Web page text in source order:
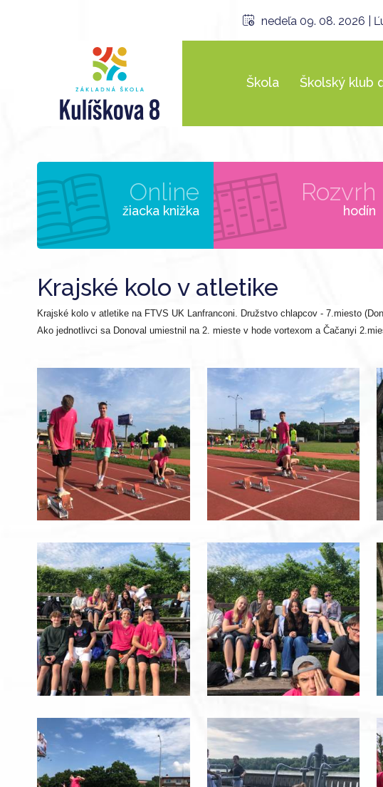
nedeľa 09. 08. 2026 |
Škola Školský klub
Online
žiacka knižka
Rozvrh
hodín
Krajské kolo v atletike
Krajské kolo v atletike na FTVS UK Lanfranconi. Družstvo chlapcov - 7.miesto
Ako jednotlivci sa Donoval umiestnil na 2. mieste v hode vortexom a Čačanyi